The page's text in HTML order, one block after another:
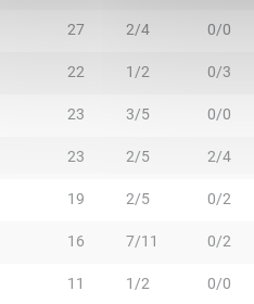
27 2/4 0/0
22 1/2 0/3
23 3/5 0/0
23 2/5 2/4
19 2/5 0/2
16 7/11 0/2
11 1/2 0/0